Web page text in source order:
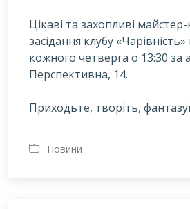
Цікаві та захопливі майстер-
засідання клубу
кожного четверга о 13:30 за
Перспективна, 14.
Приходьте, творіть,
Новини